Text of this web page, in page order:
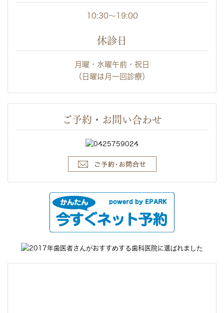
10:30～19:00
休診日
月曜・水曜午前・祝日
（日曜は月一回診療）
ご予約・お問い合わせ